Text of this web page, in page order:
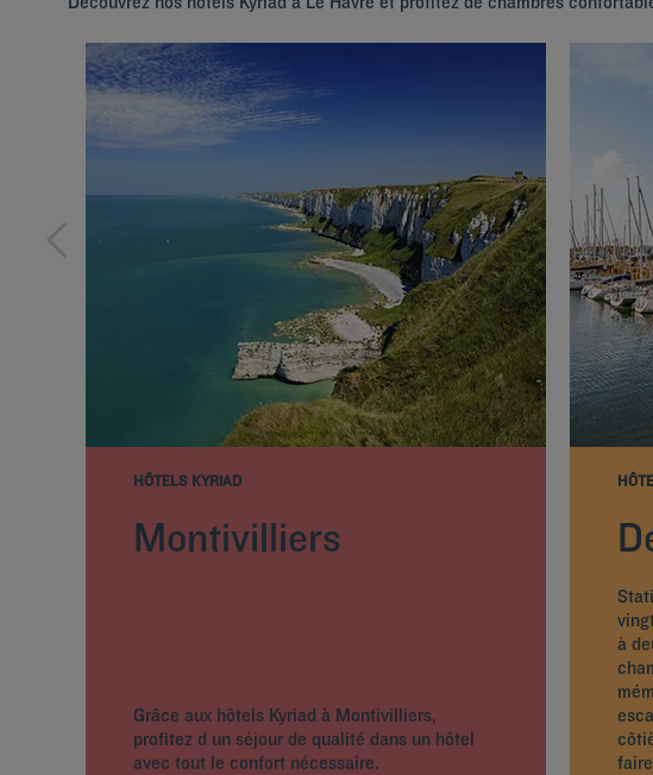
HÔTELS KYRIAD
Montivilliers
Grâce aux hôtels Kyriad à Montivilliers,
profitez d un séjour de qualité dans un hôtel
avec tout le confort nécessaire.
à